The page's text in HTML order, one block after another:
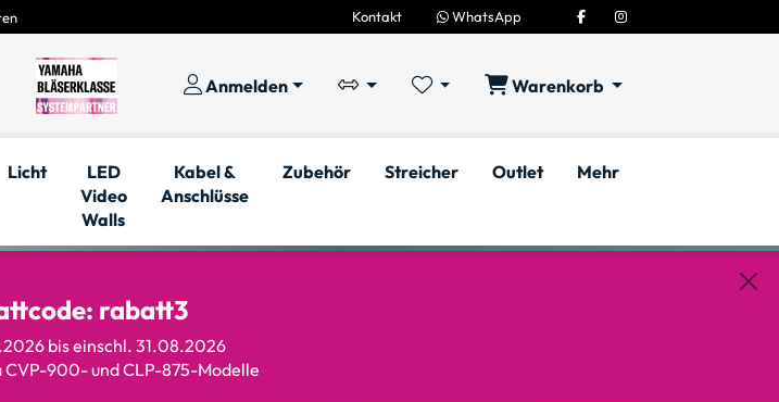
Kontakt WhatsApp
Anmelden Warenkorb
Licht
LED
Video
Walls
Kabel &
Anschlüsse
Zubehör Streicher Outlet Mehr
rabatt3
bis einschl. 31.08.2026
900- und CLP-875-Modelle